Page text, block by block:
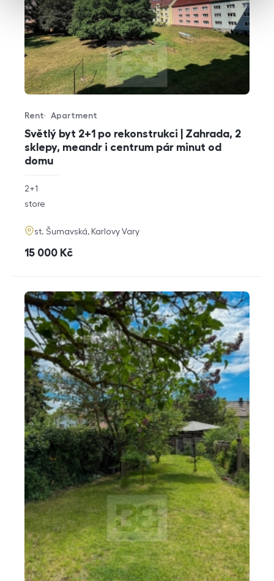
Světlý byt 2+1 po rekonstrukci | Zahrada, 2
sklepy, meandr i centrum pár minut od
domu
Offer type
Rent
Property type
Apartment
rozměry
2+1
funkce
store
adresa
st. Šumavská, Karlovy Vary
cena
15 000 Kč